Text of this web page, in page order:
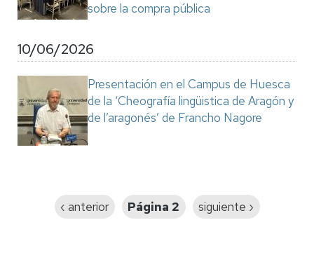
sobre la compra pública
10/06/2026
Presentación en el Campus de Huesca
de la ‘Cheografía lingüistica de Aragón y
de l’aragonés’ de Francho Nagore
Página
‹ anterior Página 2
Siguiente
siguiente ›